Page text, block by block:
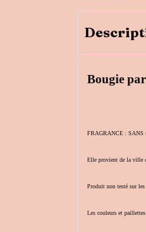
Bougie
FRAGRANCE : SANS
Elle provient de la ville
Produit non testé sur les
Les couleurs et